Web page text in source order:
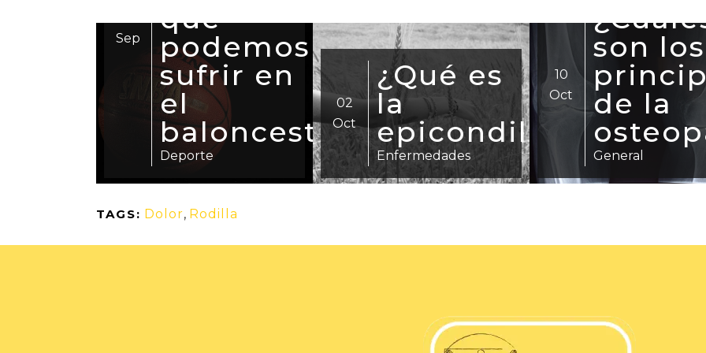
¿Qué es
la
epicondilitis?
Enfermedades
Oct
¿Cuáles
son los
principios
de la
osteopatía?
General
Oct
la
del
recién
General
TAGS: Dolor, Rodilla